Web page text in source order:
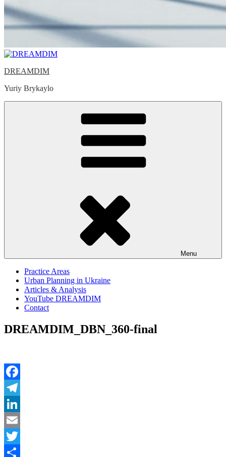
DREAMDIM
Yuriy Brykaylo
Menu
Practice Areas
Urban Planning in Ukraine
Articles & Analysis
YouTube DREAMDIM
Contact
DREAMDIM_DBN_360-final
Facebook
Telegram
LinkedIn
Email
Twitter